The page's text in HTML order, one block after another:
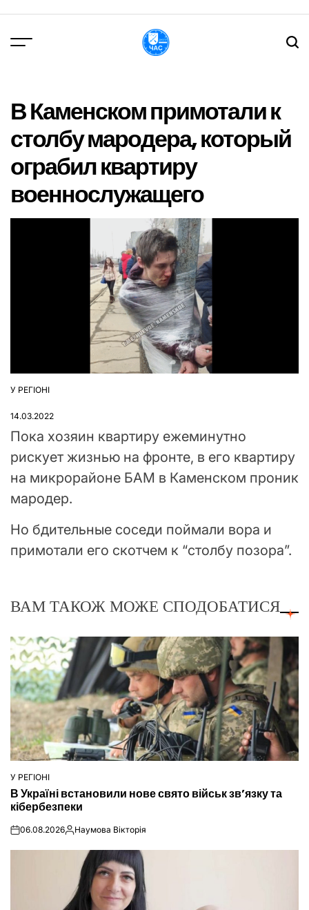
вмісту
В Каменском примотали к
столбу мародера, который
ограбил квартиру
военнослужащего
ОПУБЛІКУВАТИ
У РЕГІОНІ
14.03.2022
Пока хозяин квартиру ежеминутно
рискует жизнью на фронте, в его квартиру
на микрорайоне БАМ в Каменском проник
мародер.
Но бдительные соседи поймали вора и
примотали его скотчем к “столбу позора”.
ВАМ ТАКОЖ МОЖЕ СПОДОБАТИСЯ
ОПУБЛІКУВАТИ
У
У РЕГІОНІ
В Україні встановили нове свято військ зв’язку та
кібербезпеки
on06.08.2026Опубліковано
Наумова Вікторія